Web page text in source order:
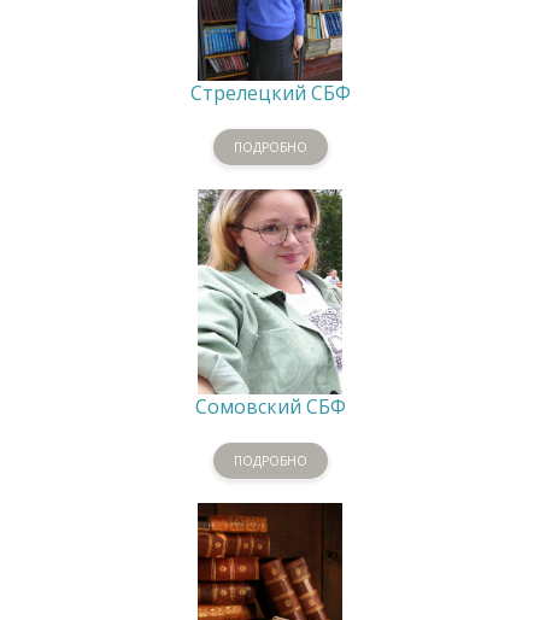
Стрелецкий СБФ
ПОДРОБНО
Сомовский СБФ
ПОДРОБНО